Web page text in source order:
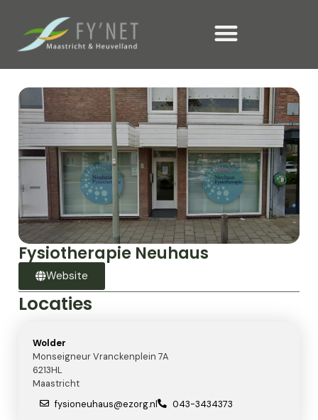
Fysiotherapie Neuhaus
Website
Locaties
Wolder
Monseigneur Vranckenplein 7A
6213HL
Maastricht
fysioneuhaus@ezorg.nl
043-3434373